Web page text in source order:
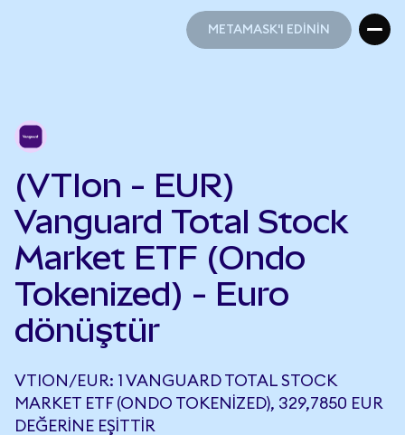
METAMASK'I EDİNİN
(VTIon - EUR)
Vanguard Total Stock
Market ETF (Ondo
Tokenized) - Euro
dönüştür
VTION/EUR: 1 VANGUARD TOTAL STOCK
MARKET ETF (ONDO TOKENIZED), 329,7850 EUR
DEĞERINE EŞITTIR